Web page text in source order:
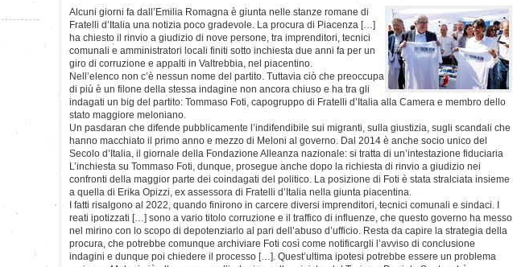
Alcuni giorni fa dall’Emilia Romagna è giunta nelle stanze romane di
Fratelli d’Italia una notizia poco gradevole. La procura di Piacenza […]
ha chiesto il rinvio a giudizio di nove persone, tra imprenditori, tecnici
comunali e amministratori locali finiti sotto inchiesta due anni fa per un
giro di corruzione e appalti in Valtrebbia, nel piacentino.
Nell’elenco non c’è nessun nome del partito. Tuttavia ciò che preoccupa
di più è un filone della stessa indagine non ancora chiuso e ha tra gli
indagati un big del partito: Tommaso Foti, capogruppo di Fratelli d’Italia alla Camera e membro dello
stato maggiore meloniano.
Un pasdaran che difende pubblicamente l’indifendibile sui migranti, sulla giustizia, sugli scandali che
hanno macchiato il primo anno e mezzo di Meloni al governo. Dal 2014 è anche socio unico del
Secolo d’Italia, il giornale della Fondazione Alleanza nazionale: si tratta di un’intestazione fiduciaria
L’inchiesta su Tommaso Foti, dunque, prosegue anche dopo la richiesta di rinvio a giudizio nei
confronti della maggior parte dei coindagati del politico. La posizione di Foti è stata stralciata insieme
a quella di Erika Opizzi, ex assessora di Fratelli d’Italia nella giunta piacentina.
I fatti risalgono al 2022, quando finirono in carcere diversi imprenditori, tecnici comunali e sindaci. I
reati ipotizzati […] sono a vario titolo corruzione e il traffico di influenze, che questo governo ha messo
nel mirino con lo scopo di depotenziarlo al pari dell’abuso d’ufficio. Resta da capire la strategia della
procura, che potrebbe comunque archiviare Foti così come notificargli l’avviso di conclusione
indagini e dunque poi chiedere il processo […]. Quest’ultima ipotesi potrebbe essere un problema